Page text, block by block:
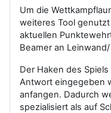
Um die
weiteres Tool
aktuellen
Beamer an
Der Haken des
Antwort eingegeben
anfangen. Dadurch
spezialisiert als auf